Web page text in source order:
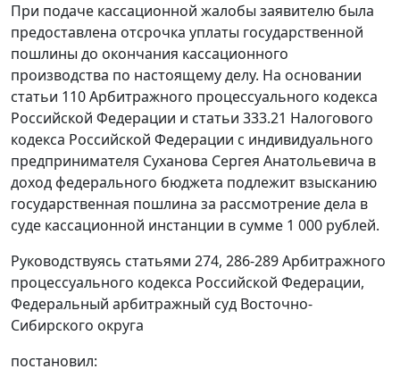
При подаче кассационной жалобы заявителю была
предоставлена отсрочка уплаты государственной
пошлины до окончания кассационного
производства по настоящему делу. На основании
статьи 110Арбитражного процессуального кодекса
Российской Федерации и статьи 333.21 Налогового
кодекса Российской Федерации с индивидуального
предпринимателя Суханова Сергея Анатольевича в
доход федерального бюджета подлежит взысканию
государственная пошлина за рассмотрение дела в
суде кассационной инстанции в сумме 1 000 рублей.
Руководствуясь статьями 274, 286-289Арбитражного
процессуального кодекса Российской Федерации,
Федеральный арбитражный суд Восточно-
Сибирского округа
постановил: